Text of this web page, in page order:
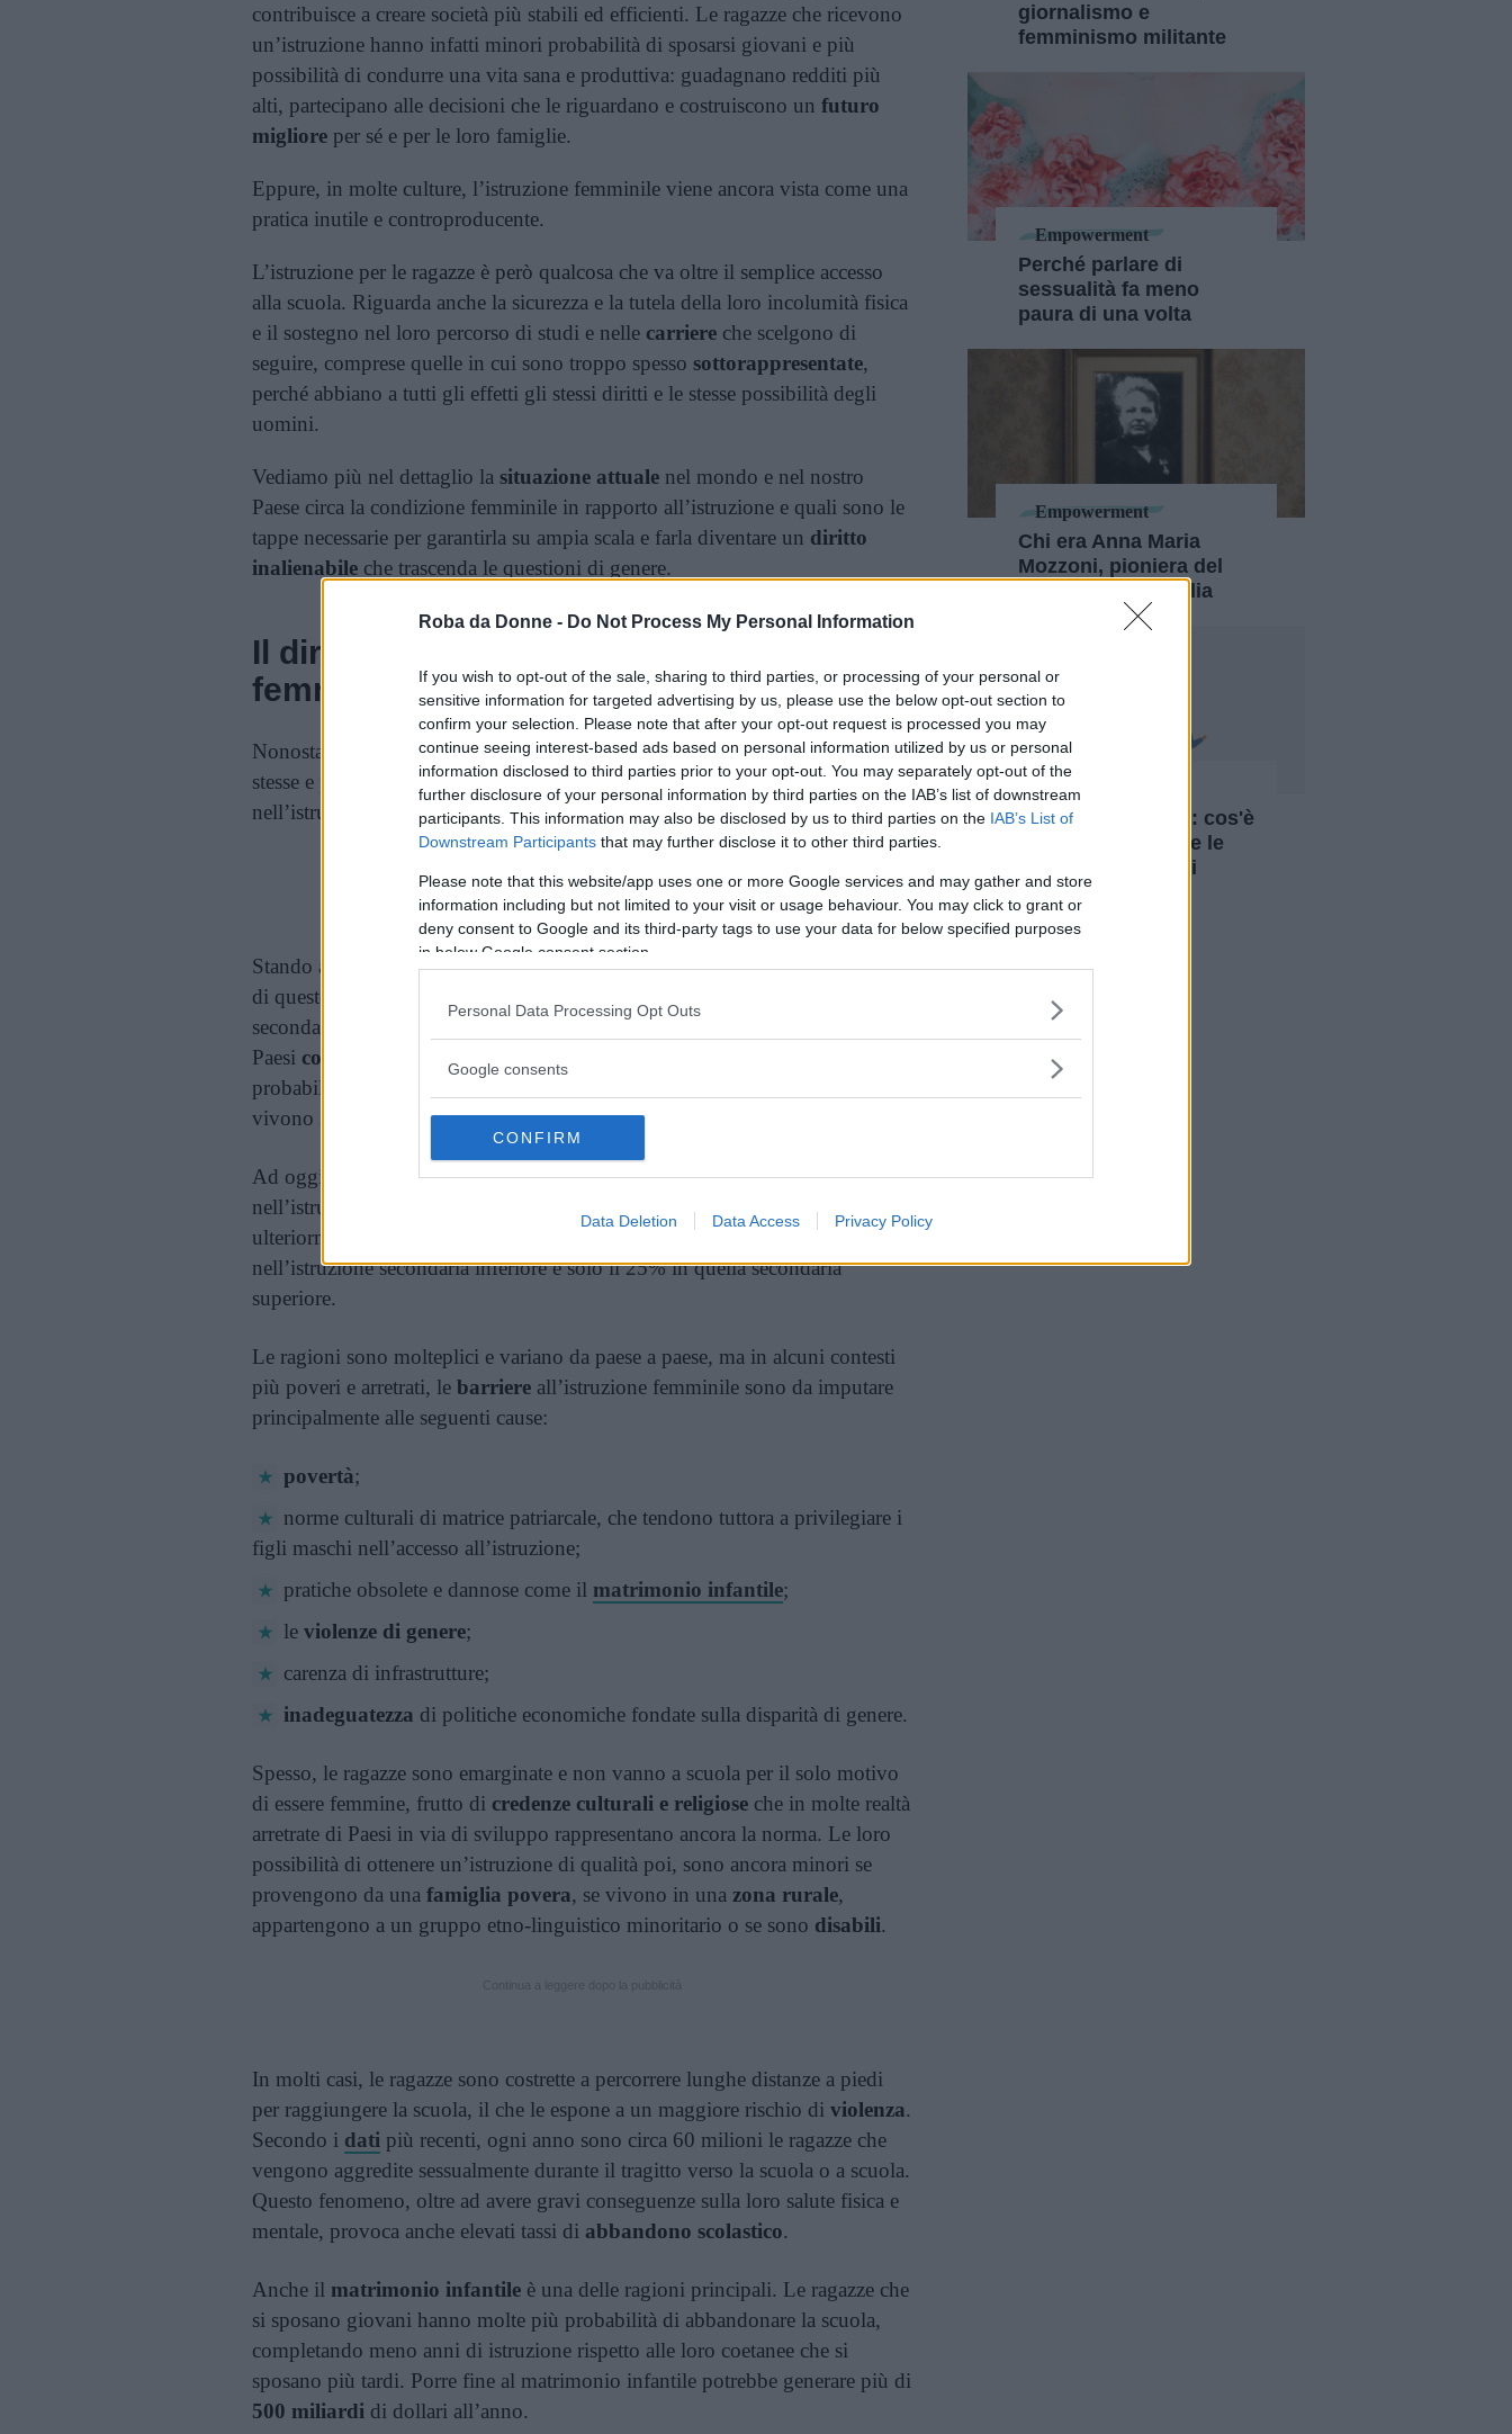
Roba da Donne - Do Not Process My Personal Information
If you wish to opt-out of the sale, sharing to third parties, or processing of your personal or
sensitive information for targeted advertising by us, please use the below opt-out section to
confirm your selection. Please note that after your opt-out request is processed you may
continue seeing interest-based ads based on personal information utilized by us or personal
information disclosed to third parties prior to your opt-out. You may separately opt-out of the
further disclosure of your personal information by third parties on the IAB’s list of downstream
participants. This information may also be disclosed by us to third parties on the IAB’s List of
Downstream Participants that may further disclose it to other third parties.
Please note that this website/app uses one or more Google services and may gather and store
information including but not limited to your visit or usage behaviour. You may click to grant or
deny consent to Google and its third-party tags to use your data for below specified purposes
in below Google consent section.
Personal Data Processing Opt Outs
Google consents
CONFIRM
Data Deletion Data Access Privacy Policy
contribuisce a creare società più stabili ed efficienti. Le ragazze che ricevono
un’istruzione hanno infatti minori probabilità di sposarsi giovani e più
possibilità di condurre una vita sana e produttiva: guadagnano redditi più
alti, partecipano alle decisioni che le riguardano e costruiscono un futuro
migliore per sé e per le loro famiglie.
Eppure, in molte culture, l’istruzione femminile viene ancora vista come una
pratica inutile e controproducente.
L’istruzione per le ragazze è però qualcosa che va oltre il semplice accesso
alla scuola. Riguarda anche la sicurezza e la tutela della loro incolumità fisica
e il sostegno nel loro percorso di studi e nelle carriere che scelgono di
seguire, comprese quelle in cui sono troppo spesso sottorappresentate,
perché abbiano a tutti gli effetti gli stessi diritti e le stesse possibilità degli
uomini.
Vediamo più nel dettaglio la situazione attuale nel mondo e nel nostro
Paese circa la condizione femminile in rapporto all’istruzione e quali sono le
tappe necessarie per garantirla su ampia scala e farla diventare un diritto
inalienabile che trascenda le questioni di genere.
Il diritto (spesso negato) all’istruzione
femminile
Nonostante l’educazione delle ragazze sia fondamentale per lo sviluppo delle
stesse e per il
progressodelle società e delle economie, le disparità di genere
nell’istruzione persistono tutt’oggi.
Stando ai dati ufficiali, oggi132 milioni di ragazze non vanno a scuola,
di queste 34,3 milioni in età di scuola primaria, 30 milioni in età di scuola
secondaria inferiore e 67,4 milioni in età di scuola secondaria superiore. Nei
Paesi colpiti dalla guerra
probabilità di non godere del diritto all’istruzione rispetto alle ragazze che
vivono in Paesi che vivono in una situazione di pace.
Ad oggi solo il 66% dei Paesi ha raggiunto laparità di genere
nell’istruzione primaria. A livello secondario, il divario si amplia
ulteriormente: il 45% dei Paesi ha raggiunto la parità di genere
nell’istruzione secondaria inferiore e solo il 25% in quella secondaria
superiore.
Le ragioni sono molteplici e variano da paese a paese, ma in alcuni contesti
più poveri e arretrati, le barriere all’istruzione femminile sono da imputare
principalmente alle seguenti cause:
povertà;
norme culturali di matrice patriarcale, che tendono tuttora a privilegiare i
figli maschi nell’accesso all’istruzione;
pratiche obsolete e dannose come il matrimonio infantile;
le violenze di genere;
carenza di infrastrutture;
inadeguatezza di politiche economiche fondate sulla disparità di genere.
Spesso, le ragazze sono emarginate e non vanno a scuola per il solo motivo
di essere femmine, frutto di credenze culturali e religiose che in molte realtà
arretrate di Paesi in via di sviluppo rappresentano ancora la norma. Le loro
possibilità di ottenere un’istruzione di qualità poi, sono ancora minori se
provengono da una famiglia povera, se vivono in una zona rurale,
appartengono a un gruppo etno-linguistico minoritario o se sono disabili.
In molti casi, le ragazze sono costrette a percorrere lunghe distanze a piedi
per raggiungere la scuola, il che le espone a un maggiore rischio di violenza.
Secondo i dati più recenti, ogni anno sono circa 60 milioni le ragazze che
vengono aggredite sessualmente durante il tragitto verso la scuola o a scuola.
Questo fenomeno, oltre ad avere gravi conseguenze sulla loro salute fisica e
mentale, provoca anche elevati tassi di abbandono scolastico.
Anche il matrimonio infantile è una delle ragioni principali. Le ragazze che
si sposano giovani hanno molte più probabilità di abbandonare la scuola,
completando meno anni di istruzione rispetto alle loro coetanee che si
sposano più tardi. Porre fine al matrimonio infantile potrebbe generare più di
500 miliardi di dollari all’anno.
giornalismo e
femminismo militante
Empowerment
Perché parlare di
sessualità fa meno
paura di una volta
Empowerment
Chi era Anna Maria
Mozzoni, pioniera del
femminismo in Italia
Empowerment
Maternal wall bias: cos'è
e perché coinvolge le
mamme lavoratrici